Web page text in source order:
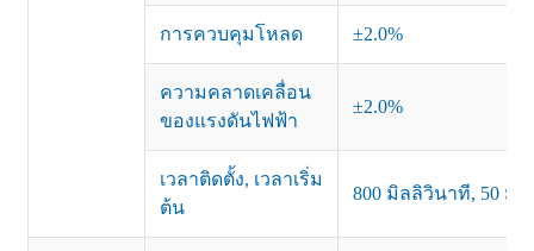
การควบคุมโหลด ±2.0%
ความคลาดเคลื่อน
ของแรงดันไฟฟ้า
±2.0%
เวลาติดตั้ง, เวลาเริ่ม
ต้น
800 มิลลิวินาที, 50 มิ